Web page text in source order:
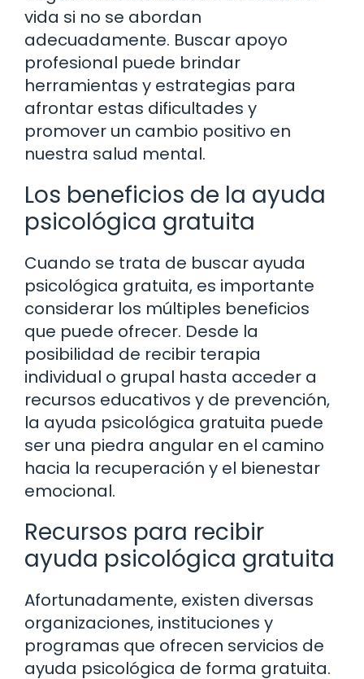
vida si no se abordan
adecuadamente. Buscar apoyo
profesional puede brindar
herramientas y estrategias para
afrontar estas dificultades y
promover un cambio positivo en
nuestra salud mental.
Los beneficios de la ayuda
psicológica gratuita
Cuando se trata de buscar ayuda
psicológica gratuita, es importante
considerar los múltiples beneficios
que puede ofrecer. Desde la
posibilidad de recibir terapia
individual o grupal hasta acceder a
recursos educativos y de prevención,
la ayuda psicológica gratuita puede
ser una piedra angular en el camino
hacia la recuperación y el bienestar
emocional.
Recursos para recibir
ayuda psicológica gratuita
Afortunadamente, existen diversas
organizaciones, instituciones y
programas que ofrecen servicios de
ayuda psicológica de forma gratuita.